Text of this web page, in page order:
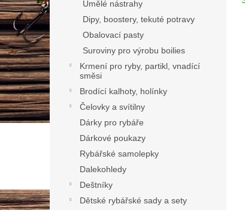
Umělé nástrahy
Dipy, boostery, tekuté potravy
Obalovací pasty
Suroviny pro výrobu boilies
Krmení pro ryby, partikl, vnadící
směsi
Brodící kalhoty, holínky
Čelovky a svítilny
Dárky pro rybáře
Dárkové poukazy
Rybářské samolepky
Dalekohledy
Deštníky
Dětské rybářské sady a sety